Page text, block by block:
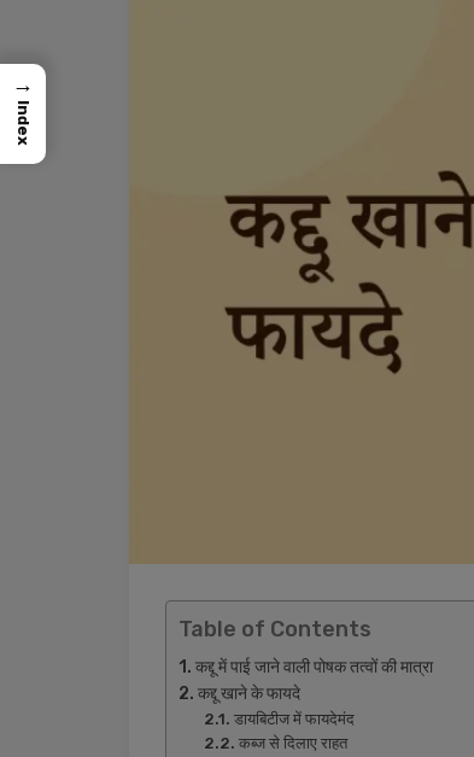
Table of Contents
कद्दू में पाई जाने वाली पोषक तत्वों की मात्रा
कद्दू खाने के फायदे
डायबिटीज में फायदेमंद
कब्ज से दिलाए राहत
→
Index